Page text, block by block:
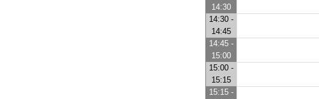
14:30
14:30 -
14:45
14:45 -
15:00
15:00 -
15:15
15:15 -